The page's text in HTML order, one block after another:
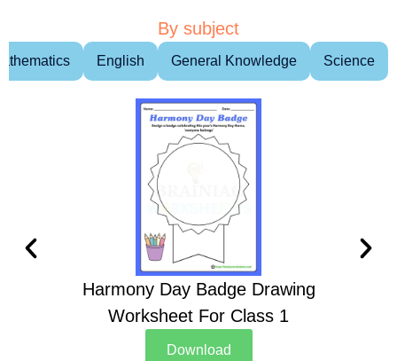
By subject
English General Knowledge Science
Harmony Day Badge Drawing
Worksheet For Class 1
Download